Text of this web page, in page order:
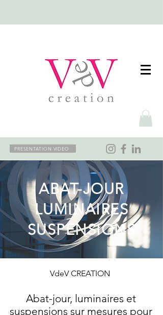
PRESENTATION VIDEO
ABAT-JOUR
LUMINAIRES
SUSPENSIONS
VdeV CREATION
Abat-jour, luminaires et
suspensions sur mesures pour